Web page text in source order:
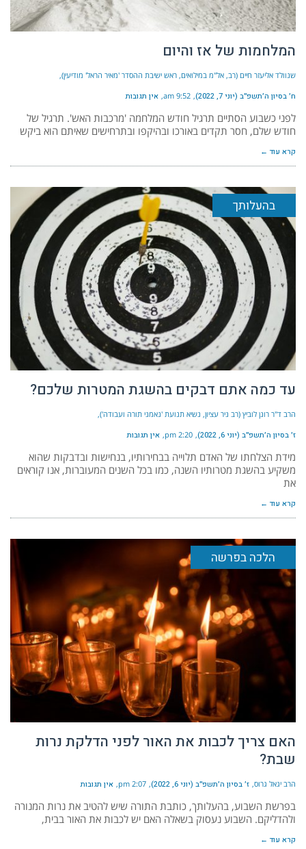
המלחמות של אז והיום
שנוולד אליעזר חיים (רב, אל"מ במילואים, ראש ישיבת ההסדר 'מאיר הראל' מודיעין)
ח׳ בסיון ה׳תשפ״ב (יוני 7, 2022) 9:52 am אין תגובות
לפני כשבוע הסתיים תרגיל חודש המלחמה 'מרכבות האש'. תרגיל של
חודש שלם, חסר תקדים באורכו ובהיקפו ובתרחישים שאיתם הוא ביקש
קרא עוד ←
בהעלותך
עד כמה אתם דבקים בהשגת המטרות שלכם?
הרב ד"ר רונן לוביץ (רב ניר עציון, נשיא תנועת 'נאמני תורה ועבודה')
ז׳ בסיון ה׳תשפ״ב (יוני 6, 2022) 2:20 pm אין תגובות
מידת הצלחתו של האדם תלוייה בבחירותיו, בנחישות ובדבקות שהוא
משקיע בהשגת מטרותיו השנה, כמו בכל השנים המעוברות, אנו קוראים
את
קרא עוד ←
הלכה בפרשה
האם צריך לכבות את האור לפני הדלקת נרות
שבת?
הרב יגאל גרוס ז׳ בסיון ה׳תשפ״ב (יוני 6, 2022) 2:07 pm אין תגובות
בפרשת השבוע, בהעלותך, כותבת התורה שיש להטיב את נרות המנורה
ולהדליקם. השבוע נעסוק בשאלה האם יש לכבות את האור בבית,
קרא עוד ←